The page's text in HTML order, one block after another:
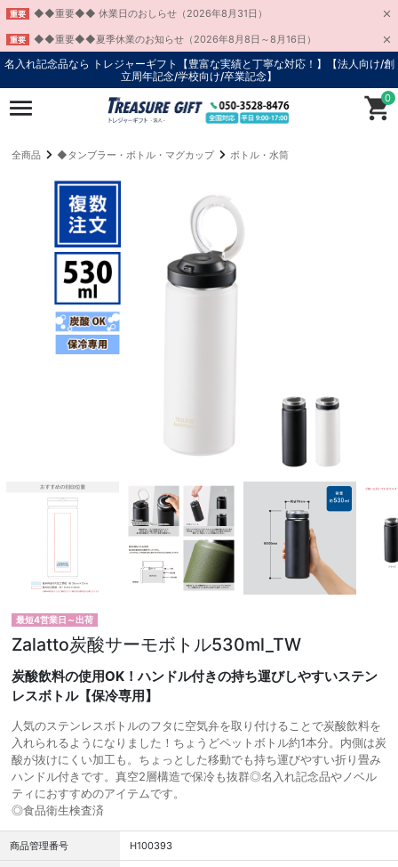
重要 ◆◆重要◆◆ 休業日のおしらせ（2026年8月31日）
重要
◆◆重要◆◆夏季休業のお知らせ（2026年8月8日～8月16日）
名入れ記念品なら トレジャーギフト【豊富な実績と丁寧な対応！】
【法人向け/創
立周年記念/学校向け/卒業記念】
0
全商品 ◆タンブラー・ボトル・マグカップ ボトル・水筒
最短4営業日～出荷
Zalatto炭酸サーモボトル530ml_TW
炭酸飲料の使用OK！ハンドル付きの持ち運びしやすいステン
レスボトル【保冷専用】
人気のステンレスボトルのフタに空気弁を取り付けることで炭酸飲料を
入れられるようになりました！ちょうどペットボトル約1本分。内側は炭
酸が抜けにくい加工も。ちょっとした移動でも持ち運びやすい折り畳み
ハンドル付きです。真空2層構造で保冷も抜群◎名入れ記念品やノベル
ティにおすすめのアイテムです。
◎食品衛生検査済
商品管理番号 H100393